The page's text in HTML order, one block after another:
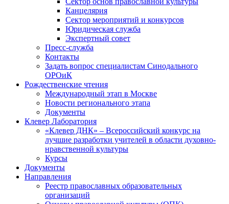
Канцелярия
Сектор мероприятий и конкурсов
Юридическая служба
Экспертный совет
Пресс-служба
Контакты
Задать вопрос специалистам Синодального
ОРОиК
Рождественские чтения
Международный этап в Москве
Новости регионального этапа
Документы
Клевер Лаборатория
«Клевер ДНК» – Всероссийский конкурс на
лучшие разработки учителей в области духовно-
нравственной культуры
Курсы
Документы
Направления
Реестр православных образовательных
организаций